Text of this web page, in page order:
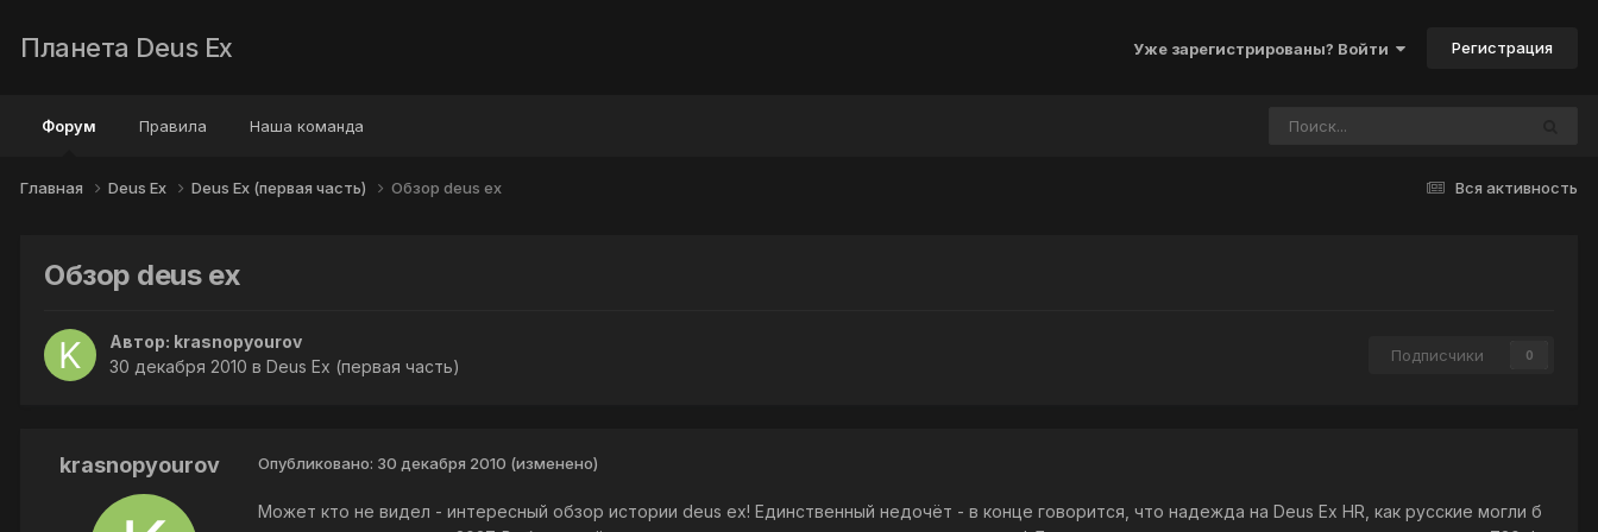
Планета Deus Ex Уже зарегистрированы? Войти Регистрация
Форум Правила Наша команда
Вся активность
Главная Deus Ex Deus Ex (первая часть) Обзор deus ex
Обзор deus ex
Автор: krasnopyourov
30 декабря 2010 в Deus Ex (первая часть)
Подписчики 0
krasnopyourov Опубликовано: 30 декабря 2010 (изменено)
Может кто не видел - интересный обзор истории deus ex! Единственный недочёт - в конце говорится, что надежда на Deus Ex HR, как русские могли б